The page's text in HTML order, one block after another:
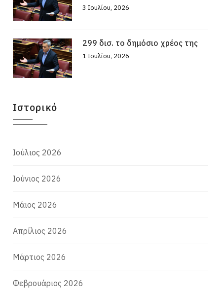
3 Ιουλίου, 2026
299 δισ. το δημόσιο χρέος της
1 Ιουλίου, 2026
Ιστορικό
Ιούλιος 2026
Ιούνιος 2026
Μάιος 2026
Απρίλιος 2026
Μάρτιος 2026
Φεβρουάριος 2026